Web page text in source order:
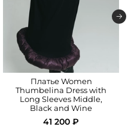
Платье Women
Thumbelina Dress with
Long Sleeves Middle,
Black and Wine
41 200 ₽